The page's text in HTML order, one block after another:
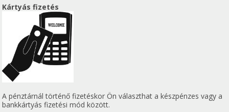
Kártyás fizetés
A pénztárnál történő fizetéskor Ön választhat a készpénzes vagy a
bankkártyás fizetési mód között.